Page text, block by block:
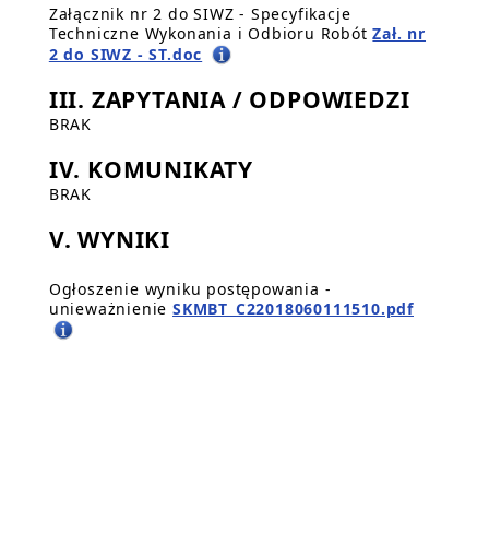
Załącznik nr 2 do SIWZ - Specyfikacje
Techniczne Wykonania i Odbioru RobótZał. nr
2 do SIWZ - ST.doc
III. ZAPYTANIA / ODPOWIEDZI
BRAK
IV. KOMUNIKATY
BRAK
V. WYNIKI
Ogłoszenie wyniku postępowania -
unieważnienie SKMBT_C22018060111510.pdf